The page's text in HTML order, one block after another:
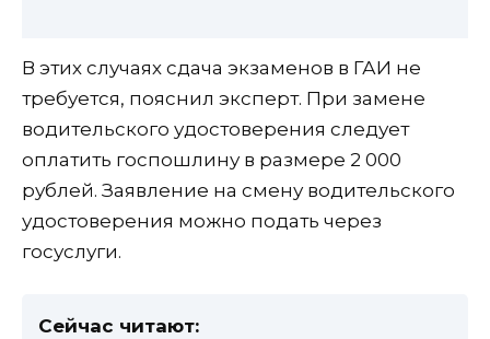
В этих случаях сдача экзаменов в ГАИ не
требуется, пояснил эксперт. При замене
водительского удостоверения следует
оплатить госпошлину в размере 2 000
рублей. Заявление на смену водительского
удостоверения можно подать через
госуслуги.
Сейчас читают: